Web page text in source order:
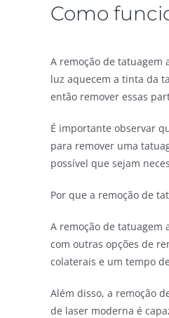
Como
A remoção de tatuagem
luz aquecem a tinta da
então remover essas
É importante observar
para remover uma
possível que sejam
Por que a remoção de
A remoção de tatuagem
com outras opções de
colaterais e um tempo
Além disso, a remoção
de laser moderna é